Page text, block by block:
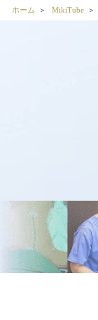
ホーム MikiTube